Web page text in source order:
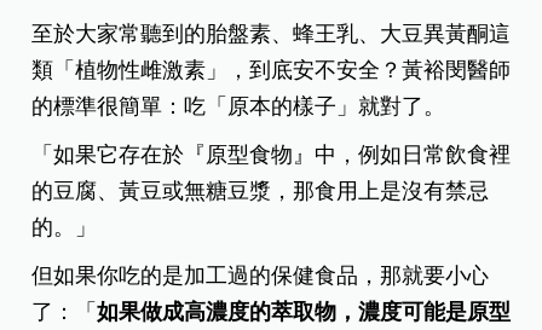
至於大家常聽到的胎盤素、蜂王乳、大豆異黃酮這
類「植物性雌激素」，到底安不安全？黃裕閔醫師
的標準很簡單：吃「原本的樣子」就對了。
「如果它存在於『原型食物』中，例如日常飲食裡
的豆腐、黃豆或無糖豆漿，那食用上是沒有禁忌
的。」
但如果你吃的是加工過的保健食品，那就要小心
了：「如果做成高濃度的萃取物，濃度可能是原型